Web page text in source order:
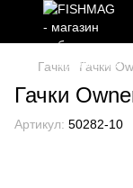
Гачки Гачки
Гачки
Артикул: 50282-10